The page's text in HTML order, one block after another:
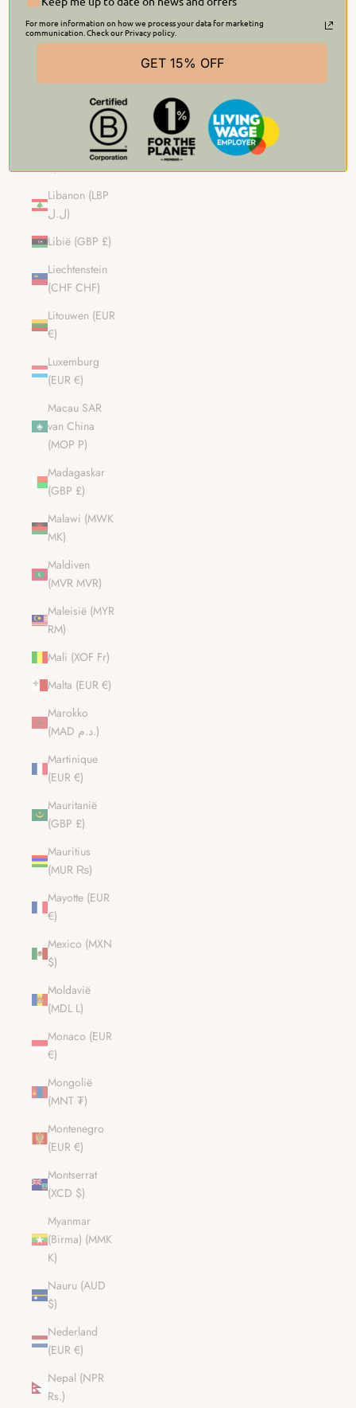
Kosovo (EUR
€)
Laos (LAK ₭)
Letland (EUR
€)
Libanon (LBP
ل.ل)
Libië (GBP £)
Liechtenstein
(CHF CHF)
Litouwen (EUR
€)
Luxemburg
(EUR €)
Macau SAR
van China
(MOP P)
Madagaskar
(GBP £)
Malawi (MWK
MK)
Maldiven
(MVR MVR)
Maleisië (MYR
RM)
Mali (XOF Fr)
Malta (EUR €)
Marokko
(MAD د.م.)
Martinique
(EUR €)
Mauritanië
(GBP £)
Mauritius
(MUR ₨)
Mayotte (EUR
€)
Mexico (MXN
$)
Moldavië
(MDL L)
Monaco (EUR
€)
Mongolië
(MNT ₮)
Montenegro
(EUR €)
Montserrat
(XCD $)
Myanmar
(Birma) (MMK
K)
Nauru (AUD
$)
Nederland
(EUR €)
Nepal (NPR
Rs.)
For more information on how we process your data for marketing
communication. Check our Privacy policy.
GET 15% OFF